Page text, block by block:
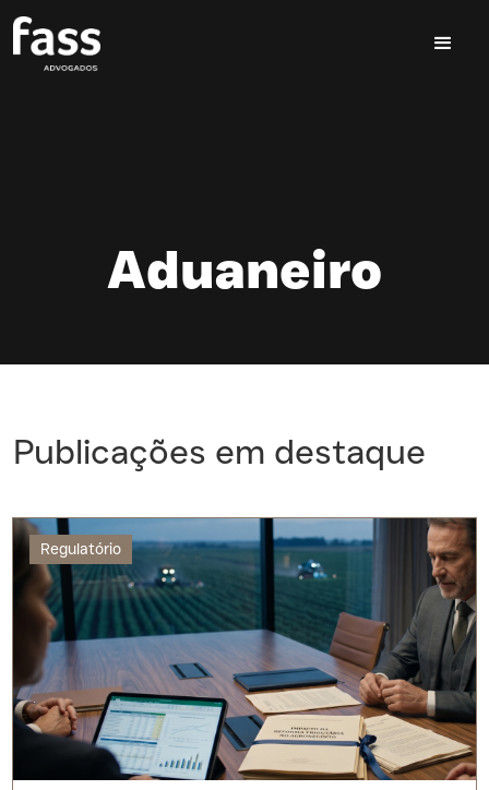
Aduaneiro
Publicações em destaque
Regulatório